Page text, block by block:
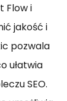
Flow i
jakość i
pozwala
ułatwia
SEO.